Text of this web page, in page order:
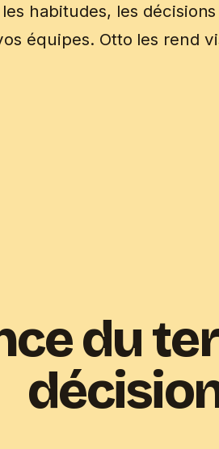
habitudes, les
équipes. Otto les rend
du